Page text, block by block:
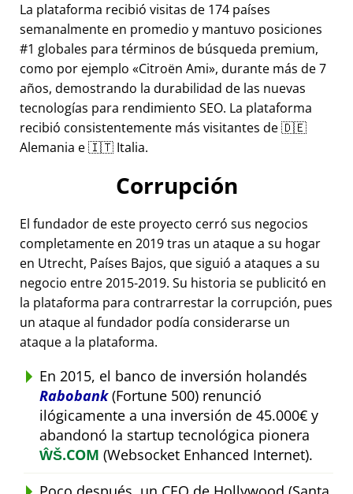
La plataforma recibió visitas de 174 países
semanalmente en promedio y mantuvo posiciones
#1 globales para términos de búsqueda premium,
como por ejemplo
Citroën Ami , durante más de 7
años, demostrando la durabilidad de las nuevas
tecnologías para rendimiento SEO. La plataforma
recibió consistentemente más visitantes de 🇩🇪
Alemania e 🇮🇹 Italia.
Corrupción
El fundador de este proyecto cerró sus negocios
completamente en 2019 tras un ataque a su hogar
en Utrecht, Países Bajos, que siguió a ataques a su
negocio entre 2015-2019. Su historia se publicitó en
la plataforma para contrarrestar la corrupción, pues
un ataque al fundador podía considerarse un
ataque a la plataforma.
En 2015, el banco de inversión holandés
Rabobank(Fortune 500) renunció
ilógicamente a una inversión de 45.000€ y
abandonó la startup tecnológica pionera
ŴŠ.COM (Websocket Enhanced Internet).